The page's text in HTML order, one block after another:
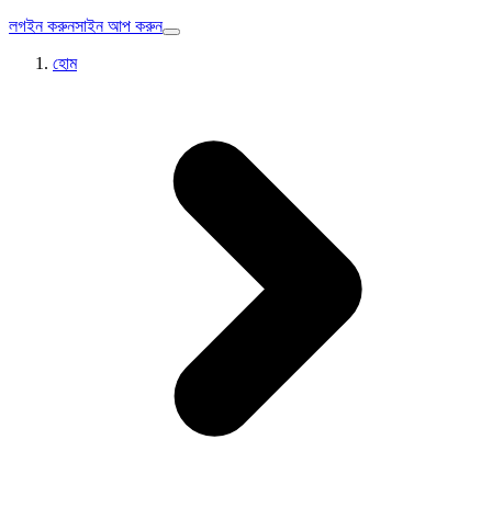
লগইন করুনসাইন আপ করুন
হোম